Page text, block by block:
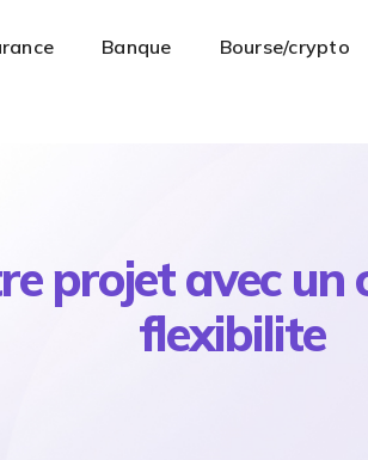
Banque Bourse/crypto
projet avec
flexibilite